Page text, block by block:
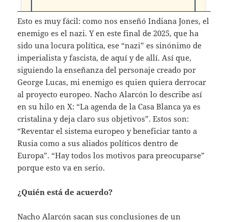
Esto es muy fácil: como nos enseñó Indiana Jones, el
enemigo es el nazi. Y en este final de 2025, que ha
sido una locura política, ese “nazi” es sinónimo de
imperialista y fascista, de aquí y de allí. Así que,
siguiendo la enseñanza del personaje creado por
George Lucas, mi enemigo es quien quiera derrocar
al proyecto europeo. Nacho Alarcón lo describe así
en su hilo en X: “La agenda de la Casa Blanca ya es
cristalina y deja claro sus objetivos”. Estos son:
“Reventar el sistema europeo y beneficiar tanto a
Rusia como a sus aliados políticos dentro de
Europa”. “Hay todos los motivos para preocuparse”
porque esto va en serio.
¿Quién está de acuerdo?
Nacho Alarcón sacan sus conclusiones de un